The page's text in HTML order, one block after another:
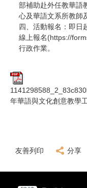
部補助赴外任教華語
心及華語文系所教師
四、活動報名：即日
線上報名(https://
行政作業。
年華語與文化創意教學
友善列印 分享